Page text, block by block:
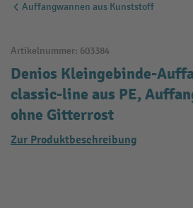
Auffangwannen aus Kunststoff
Artikelnummer: 603384
Denios Kleingebinde-
classic-line aus PE,
ohne Gitterrost
Zur Produktbeschreibung